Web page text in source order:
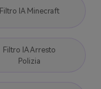
Filtro IA Minecraft
Filtro IA Arresto
Polizia